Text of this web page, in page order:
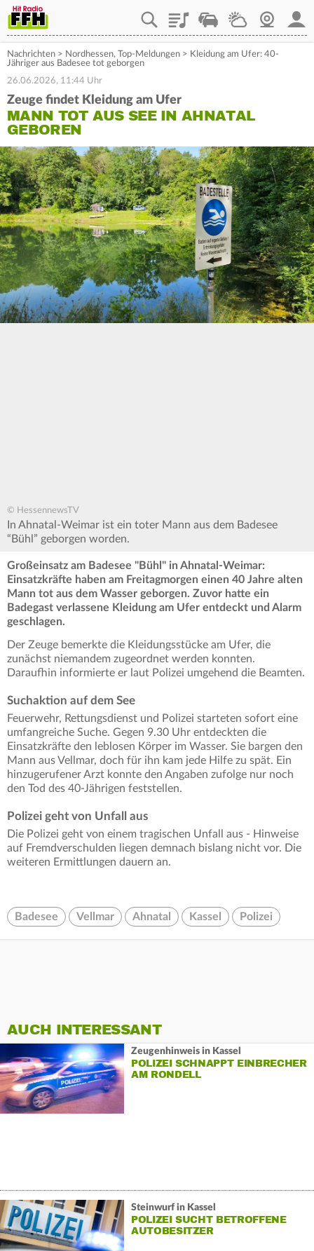
PlaylistStaupilotWetterWebcam
Nachrichten > Nordhessen, Top-Meldungen > Kleidung am Ufer: 40-
Jähriger aus Badesee tot geborgen
26.06.2026, 11:44 Uhr
Zeuge findet Kleidung am Ufer
MANN TOT AUS SEE IN AHNATAL
GEBOREN
© HessennewsTV
In Ahnatal-Weimar ist ein toter Mann aus dem Badesee
“Bühl” geborgen worden.
Großeinsatz am Badesee "Bühl" in Ahnatal-Weimar:
Einsatzkräfte haben am Freitagmorgen einen 40 Jahre alten
Mann tot aus dem Wasser geborgen. Zuvor hatte ein
Badegast verlassene Kleidung am Ufer entdeckt und Alarm
geschlagen.
Der Zeuge bemerkte die Kleidungsstücke am Ufer, die
zunächst niemandem zugeordnet werden konnten.
Daraufhin informierte er laut Polizei umgehend die Beamten.
Suchaktion auf dem See
Feuerwehr, Rettungsdienst und Polizei starteten sofort eine
umfangreiche Suche. Gegen 9.30 Uhr entdeckten die
Einsatzkräfte den leblosen Körper im Wasser. Sie bargen den
Mann aus Vellmar, doch für ihn kam jede Hilfe zu spät. Ein
hinzugerufener Arzt konnte den Angaben zufolge nur noch
den Tod des 40-Jährigen feststellen.
Polizei geht von Unfall aus
Die Polizei geht von einem tragischen Unfall aus - Hinweise
auf Fremdverschulden liegen demnach bislang nicht vor. Die
weiteren Ermittlungen dauern an.
Badesee Vellmar Ahnatal Kassel Polizei
AUCH INTERESSANT
Zeugenhinweis in Kassel
POLIZEI SCHNAPPT EINBRECHER
AM RONDELL
Steinwurf in Kassel
POLIZEI SUCHT BETROFFENE
AUTOBESITZER